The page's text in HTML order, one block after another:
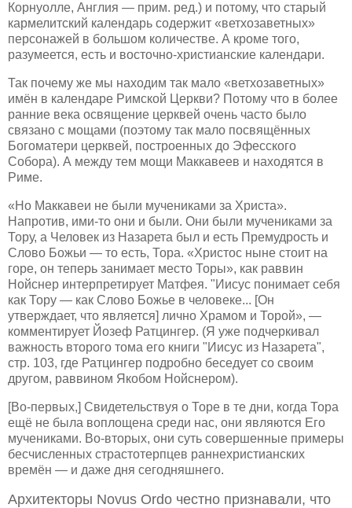
Корнуолле, Англия — прим. ред.) и потому, что старый
кармелитский календарь содержит «ветхозаветных»
персонажей в большом количестве. А кроме того,
разумеется, есть и восточно-христианские календари.
Так почему же мы находим так мало «ветхозаветных»
имён в календаре Римской Церкви? Потому что в более
ранние века освящение церквей очень часто было
связано с мощами (поэтому так мало посвящённых
Богоматери церквей, построенных до Эфесского
Собора). А между тем мощи Маккавеев и находятся в
Риме.
«Но Маккавеи не были мучениками за Христа».
Напротив, ими-то они и были. Они были мучениками за
Тору, а Человек из Назарета был и есть Премудрость и
Слово Божьи — то есть, Тора. «Христос ныне стоит на
горе, он теперь занимает место Торы», как раввин
Нойснер интерпретирует Матфея. "Иисус понимает себя
как Тору — как Слово Божье в человеке... [Он
утверждает, что является] лично Храмом и Торой», —
комментирует Йозеф Ратцингер. (Я уже подчеркивал
важность второго тома его книги "Иисус из Назарета",
стр. 103, где Ратцингер подробно беседует со своим
другом, раввином Якобом Нойснером).
[Во-первых,] Свидетельствуя о Торе в те дни, когда Тора
ещё не была воплощена среди нас, они являются Его
мучениками. Во-вторых, они суть совершенные примеры
бесчисленных страстотерпцев раннехристианских
времён — и даже дня сегодняшнего.
Архитекторы Novus Ordo честно признавали, что